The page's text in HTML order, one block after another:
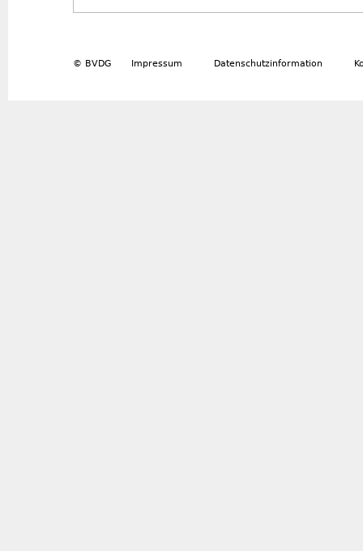
Alexander von Berswordt-Wallrabe, Bochum, 1975-
© BVDG Impressum Datenschutzinformation